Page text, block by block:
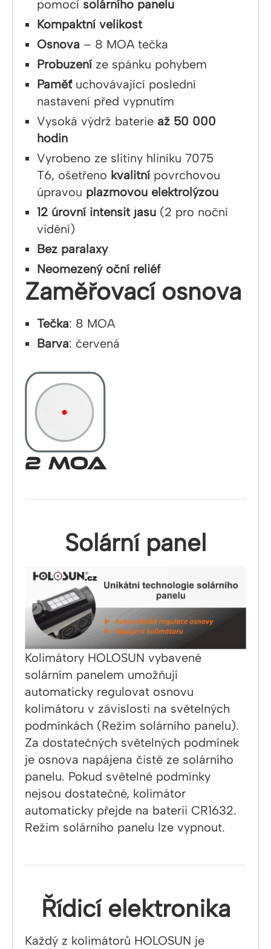
pomocí solárního panelu
Kompaktní velikost
Osnova – 8 MOA tečka
Probuzení ze spánku pohybem
Paměťuchovávající poslední
nastavení před vypnutím
Vysoká výdrž baterie až 50 000
hodin
Vyrobeno ze slitiny hliníku 7075
T6, ošetřeno kvalitní povrchovou
úpravou plazmovou elektrolýzou
12 úrovní intensit jasu (2 pro noční
vidění)
Bez paralaxy
Neomezený oční reliéf
Zaměřovací osnova
Tečka: 8 MOA
Barva: červená
Solární panel
Kolimátory HOLOSUN vybavené
solárním panelem umožňují
automaticky regulovat osnovu
kolimátoru v závislosti na světelných
podmínkách (Režim solárního panelu).
Za dostatečných světelných podmínek
je osnova napájena čistě ze solárního
panelu. Pokud světelné podmínky
nejsou dostatečné, kolimátor
automaticky přejde na baterii CR1632.
Režim solárního panelu lze vypnout.
Řídicí elektronika
Každý z kolimátorů HOLOSUN je